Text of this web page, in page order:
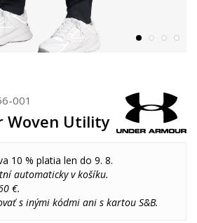
001
Woven Utility
10 % platia len do 9. 8.
automaticky v košíku.
€.
s inými kódmi ani s kartou S&B.